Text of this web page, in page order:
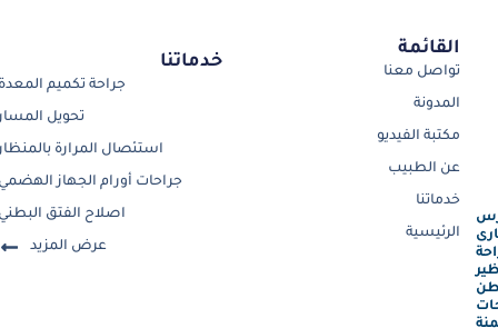
القائمة
تواصل معنا
المدونة
مكتبة الفيديو
عن الطبيب
خدماتنا
الرئيسية
خدماتنا
جراحة تكميم
تحويل
استئصال المرارة
جراحات أورام الجهاز
اصلاح الفتق
عرض المزيد